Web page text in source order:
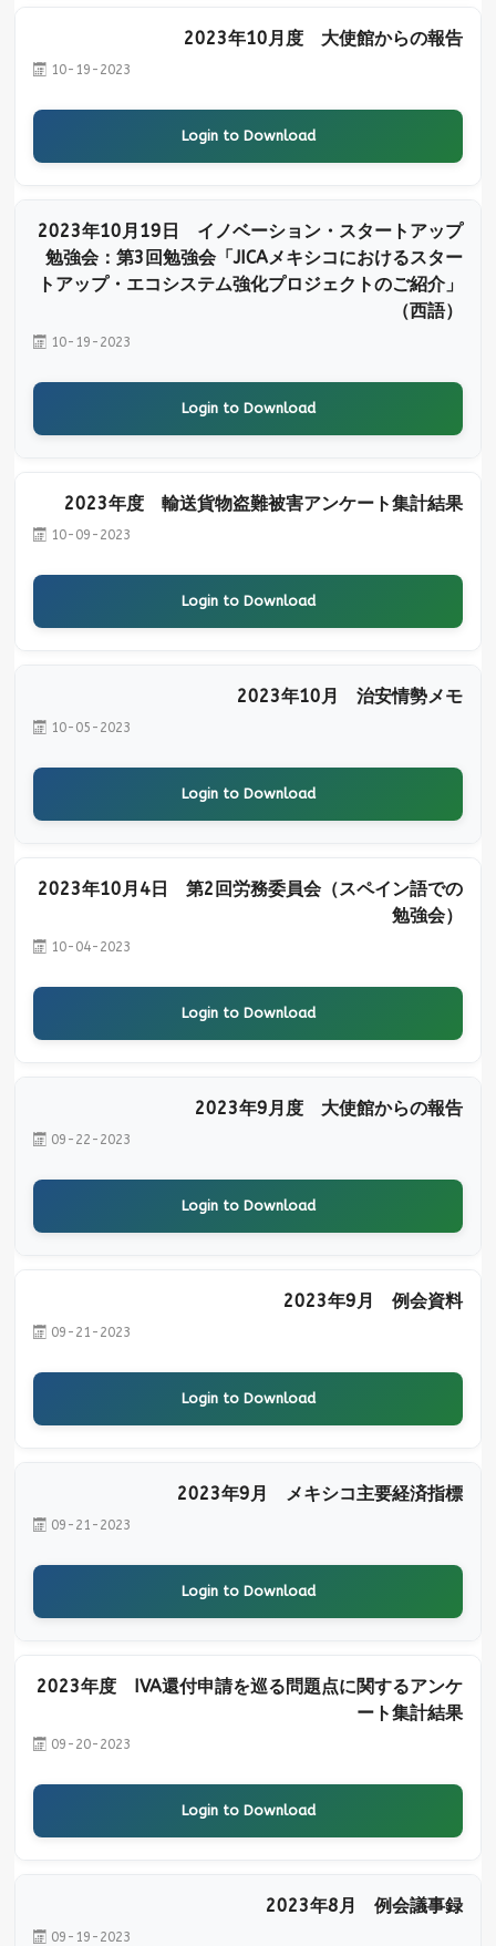
2023年10月度 大使館からの報告
10-19-2023
Login to Download
2023年10月19日 イノベーション・スタートアップ
勉強会：第3回勉強会「JICAメキシコにおけるスター
トアップ・エコシステム強化プロジェクトのご紹介」
（西語）
10-19-2023
Login to Download
2023年度 輸送貨物盗難被害アンケート集計結果
10-09-2023
Login to Download
2023年10月 治安情勢メモ
10-05-2023
Login to Download
2023年10月4日 第2回労務委員会（スペイン語での
勉強会）
10-04-2023
Login to Download
2023年9月度 大使館からの報告
09-22-2023
Login to Download
2023年9月 例会資料
09-21-2023
Login to Download
2023年9月 メキシコ主要経済指標
09-21-2023
Login to Download
2023年度 IVA還付申請を巡る問題点に関するアンケ
ート集計結果
09-20-2023
Login to Download
2023年8月 例会議事録
09-19-2023